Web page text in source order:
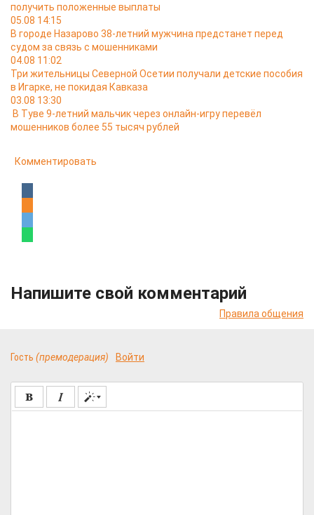
получить положенные выплаты
05.08 14:15
В городе Назарово 38-летний мужчина предстанет перед
судом за связь с мошенниками
04.08 11:02
Три жительницы Северной Осетии получали детские пособия
в Игарке, не покидая Кавказа
03.08 13:30
В Туве 9-летний мальчик через онлайн-игру перевёл
мошенников более 55 тысяч рублей
Комментировать
Напишите свой комментарий
Правила общения
Гость (премодерация) Войти